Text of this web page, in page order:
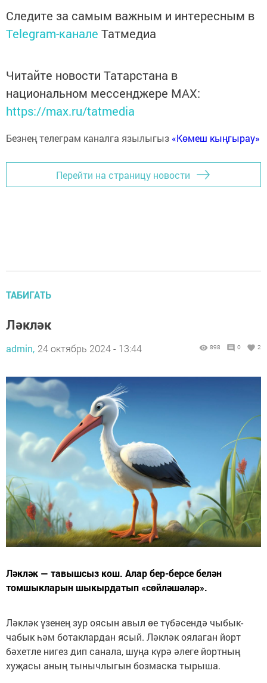
Следите за самым важным и интересным в
Telegram-канале Татмедиа
Читайте новости Татарстана в
национальном мессенджере MАХ:
https://max.ru/tatmedia
Безнең телеграм каналга язылыгыз «Көмеш кыңгырау»
Перейти на страницу новости
ТАБИГАТЬ
Ләкләк
admin, 24 октябрь 2024 - 13:44 898 0 2
Ләкләк — тавышсыз кош. Алар бер-берсе белән
томшыкларын шыкырдатып «сөйләшәләр».
Ләкләк үзенең зур оясын авыл өе түбәсендә чыбык-
чабык һәм ботаклардан ясый. Ләкләк оялаган йорт
бәхетле нигез дип санала, шуңа күрә әлеге йортның
хуҗасы аның тынычлыгын бозмаска тырыша.